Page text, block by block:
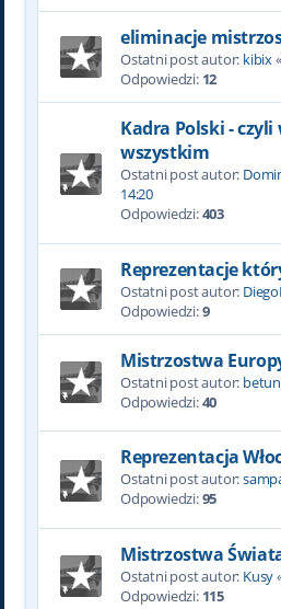
eliminacje
Ostatni post autor: kibix«
Odpowiedzi: 12
Kadra Polski -
wszystkim
Ostatni post autor:
14:20
Odpowiedzi:403
Reprezentacje
Ostatni post autor:
Odpowiedzi:9
Mistrzostwa
Ostatni post autor:
Odpowiedzi:40
Reprezentacja
Ostatni post autor:
Odpowiedzi:95
Mistrzostwa
Ostatni post autor: Kusy
Odpowiedzi: 115